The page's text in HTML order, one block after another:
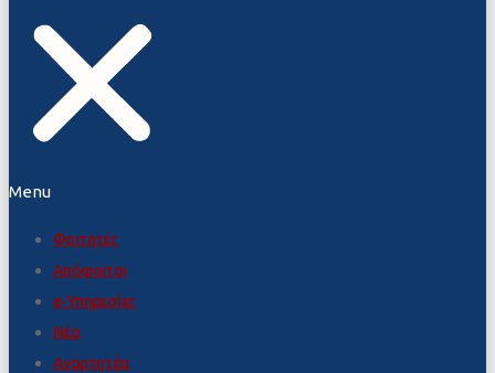
Menu
Φοιτητές
Απόφοιτοι
e-Υπηρεσίες
Νέα
Αναρτητέα